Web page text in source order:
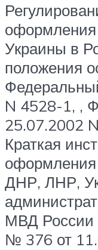
оформления
Украины в
положения
N 4528-1, ,
25.07.2002
Краткая
оформления
ДНР, ЛНР,
МВД России
№ 376 от